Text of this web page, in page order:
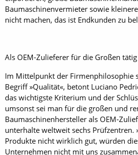
Baumaschinenvermieter sowie
nicht machen, das ist Endkunden zu
Als OEM-Zulieferer für die Großen tätig
Im Mittelpunkt der Firmenphilosophie
Begriff »Qualität«, betont Luciano
das wichtigste Kriterium und der
umsonst sei man für die großen und
Baumaschinenhersteller als OEM-
unterhalte weltweit sechs Prüfzentren.
Produkte nicht wirklich gut, würden
Unternehmen nicht mit uns